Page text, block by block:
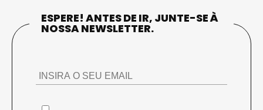
ESPERE! ANTES DE IR, JUNTE-SE À
NOSSA NEWSLETTER.